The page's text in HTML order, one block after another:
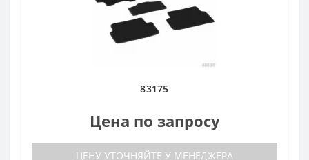
83175
Цена по запросу
ЦЕНУ УТОЧНЯЙТЕ У МЕНЕДЖЕРА